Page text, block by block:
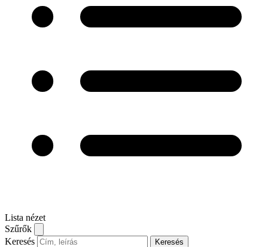
Lista nézet
Szűrők
Keresés
Keresés